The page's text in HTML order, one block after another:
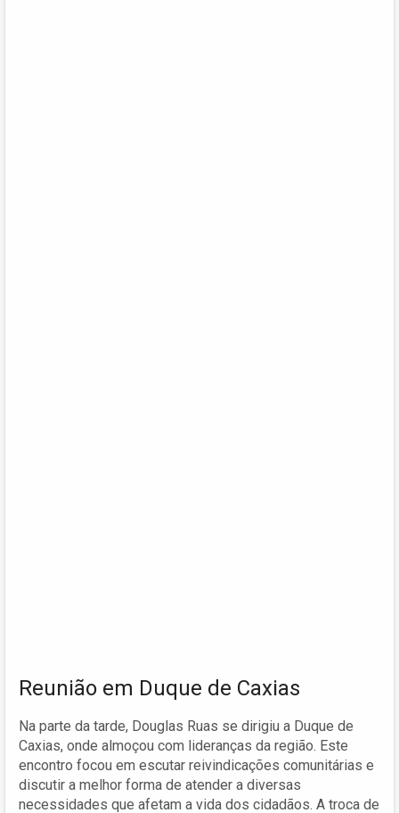
Reunião em Duque de Caxias
Na parte da tarde, Douglas Ruas se dirigiu a Duque de
Caxias, onde almoçou com lideranças da região. Este
encontro focou em escutar reivindicações comunitárias e
discutir a melhor forma de atender a diversas
necessidades que afetam a vida dos cidadãos. A troca de